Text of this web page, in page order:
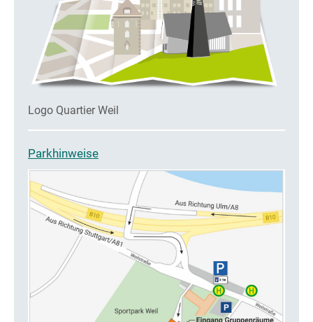
Logo Quartier Weil
Parkhinweise